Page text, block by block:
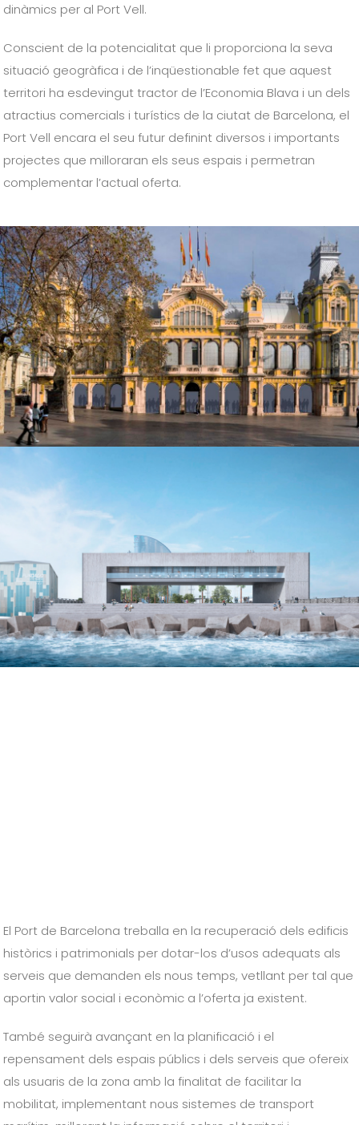
dinàmics per al Port Vell.
Conscient de la potencialitat que li proporciona la seva
situació geogràfica i de l’inqüestionable fet que aquest
territori ha esdevinguttractor de l’Economia Blava i un dels
atractius comercials i turístics de la ciutat de Barcelona, el
Port Vell encara el seu futur definint diversos i importants
projectes que milloraran els seus espais i permetran
complementar l’actual oferta.
El Port de Barcelona treballa en la recuperació dels edificis
històrics i patrimonials per dotar-los d’usos adequats als
serveis que demanden els nous temps, vetllant per tal que
aportin valor social i econòmic a l’oferta ja existent.
També seguirà avançant en la planificació i el
repensament dels espais públics i dels serveis que ofereix
als usuaris de la zona amb la finalitat de facilitar la
mobilitat, implementant nous sistemes de transport